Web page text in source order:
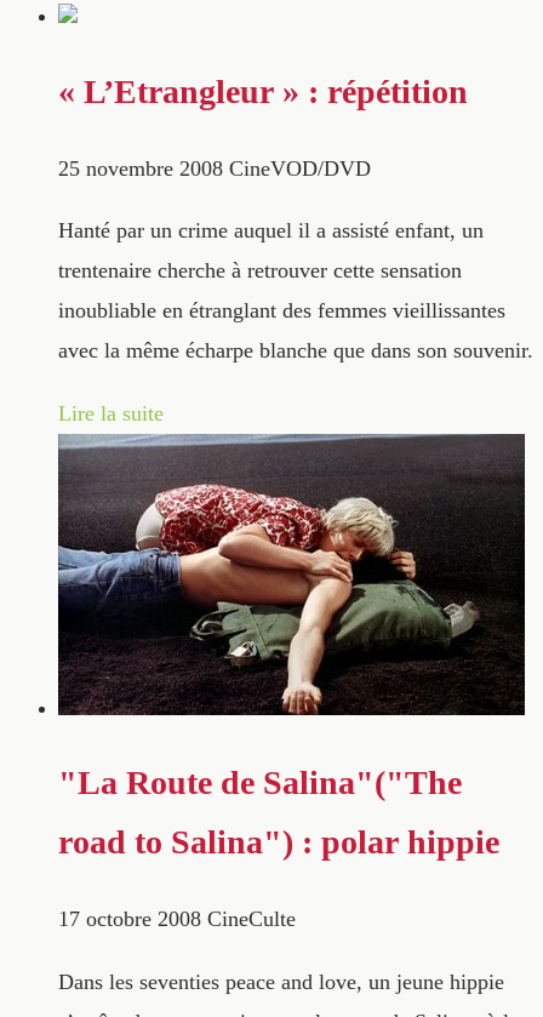
« L’Etrangleur » : répétition
25 novembre 2008 CineVOD/DVD
Hanté par un crime auquel il a assisté enfant, un
trentenaire cherche à retrouver cette sensation
inoubliable en étranglant des femmes vieillissantes
avec la même écharpe blanche que dans son souvenir.
Lire la suite
"La Route de Salina"("The
road to Salina") : polar hippie
17 octobre 2008 CineCulte
Dans les seventies peace and love, un jeune hippie